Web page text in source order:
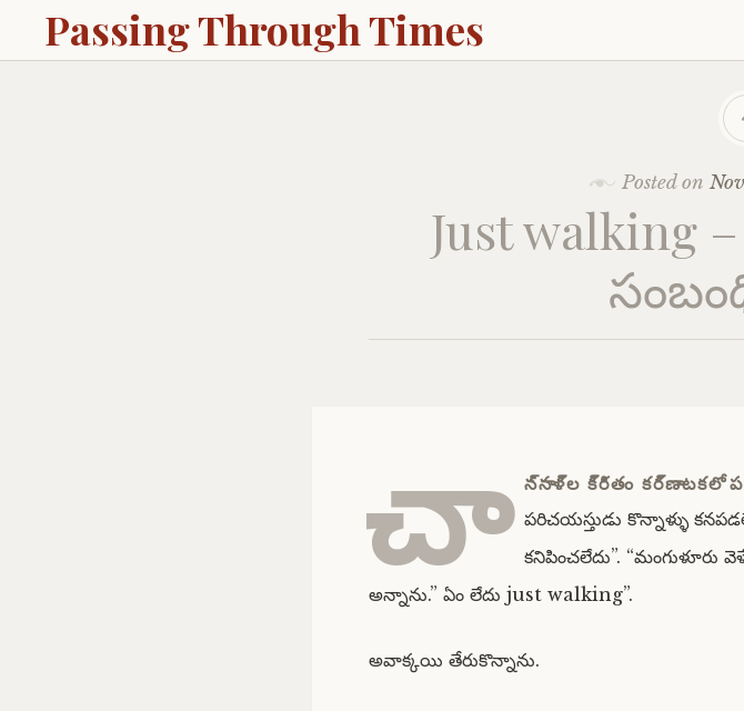
Passing Through Times
Posted on
Just
చా న్నాళ్ల క్రితం కర్ణాటకలో
పరిచయస్తుడు కొన్నాళ్ళు
కనిపించలేదు”. “మంగుళూరు
అన్నాను.” ఏం లేదు just walking”.
అవాక్కయి తేరుకొన్నాను.